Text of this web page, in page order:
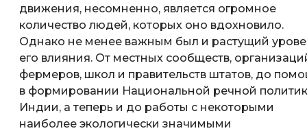
движения, несомненно, является огромное
количество людей, которых оно вдохновило.
Однако не менее важным был и растущий
его влияния. От местных сообществ,
фермеров, школ и правительств штатов, до
в формировании Национальной речной
Индии, а теперь и до работы с некоторыми
наиболее экологически значимыми